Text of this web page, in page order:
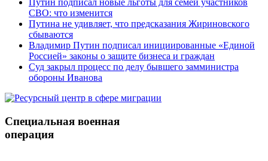
Путин подписал новые льготы для семей участников
СВО: что изменится
Путина не удивляет, что предсказания Жириновского
сбываются
Владимир Путин подписал инициированные «Единой
Россией» законы о защите бизнеса и граждан
Cуд закрыл процесс по делу бывшего замминистра
обороны Иванова
Специальная военная
операция